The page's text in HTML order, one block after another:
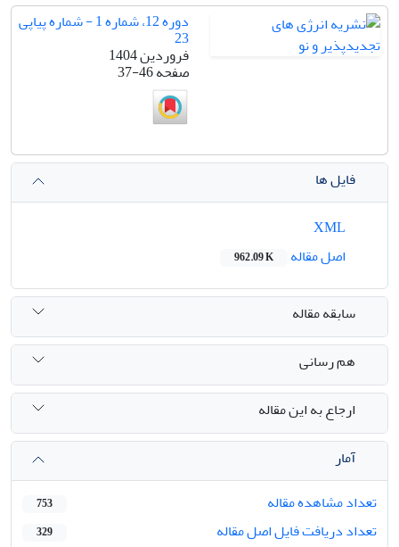
دوره 12، شماره 1 - شماره پیاپی
23
فروردین 1404
صفحه37-46
فایل ها
اصل مقاله
962.09 K
سابقه مقاله
هم رسانی
ارجاع به این مقاله
آمار
تعداد مشاهده مقاله
753
تعداد دریافت فایل اصل مقاله 329